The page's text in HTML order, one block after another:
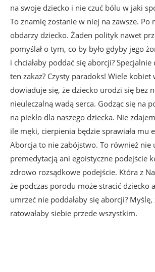
na swoje dziecko i nie czuć bólu w jaki
To znamię zostanie w niej na zawsze. Po
obdarzy dziecko. Żaden polityk nawet
pomyślał o tym, co by było gdyby jego
i chciałaby poddać się aborcji? Specjalnie
ten zakaz? Czysty paradoks! Wiele kobiet
dowiaduje się, że dziecko urodzi się bez
nieuleczalną wadą serca. Godząc się na
na piekło dla naszego dziecka. Nie
ile męki, cierpienia będzie sprawiała mu
Aborcja to nie zabójstwo. To również nie
premedytacją ani egoistyczne podejście
zdrowo rozsądkowe podejście. Która z
że podczas porodu może stracić dziecko
umrzeć nie poddałaby się aborcji? Myślę,
ratowałaby siebie przede wszystkim.